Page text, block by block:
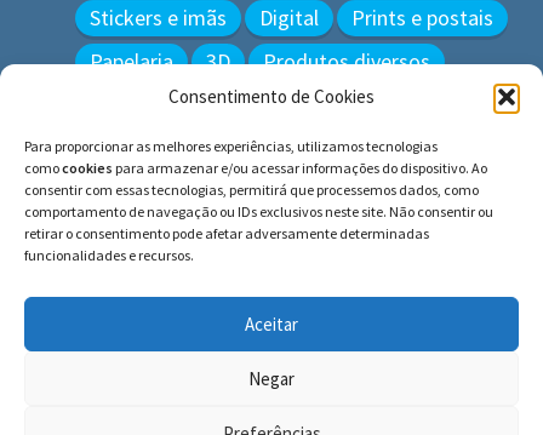
Consentimento de Cookies
Para proporcionar as melhores experiências, utilizamos tecnologias
comocookies para armazenar e/ou acessar informações do dispositivo. Ao
consentir com essas tecnologias, permitirá que processemos dados, como
comportamento de navegação ou IDs exclusivos neste site. Não consentir ou
retirar o consentimento pode afetar adversamente determinadas
funcionalidades e recursos.
Aceitar
Negar
Stickers e imãs
Digital
Prints e postais
Papelaria
3D Produtos diversos
Pesquisar
por:
© BLUE e os gatos ∙ todos os direitos reservados.
Histórias inspiradas em gatos reais. Adote e cuide dos
gatos!